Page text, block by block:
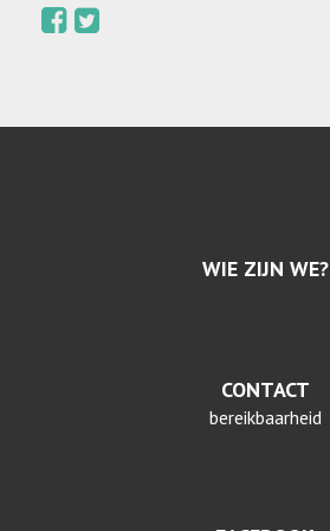
WIE ZIJN WE?
CONTACT
bereikbaarheid